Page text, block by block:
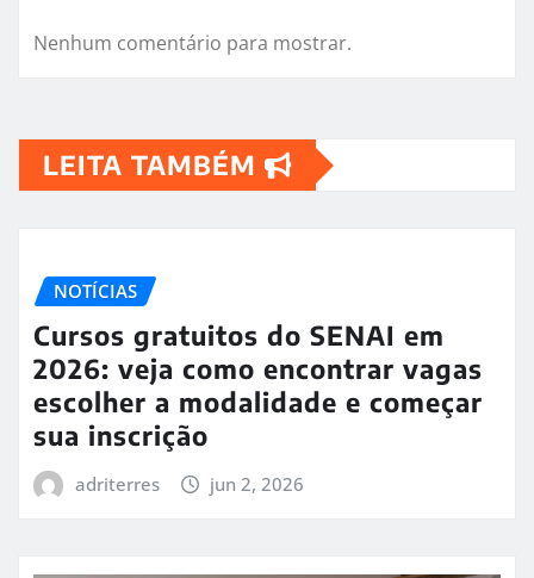
Nenhum comentário para mostrar.
LEITA TAMBÉM
NOTÍCIAS
Cursos gratuitos do SENAI em
2026: veja como encontrar vagas
escolher a modalidade e começar
sua inscrição
adriterres jun 2, 2026